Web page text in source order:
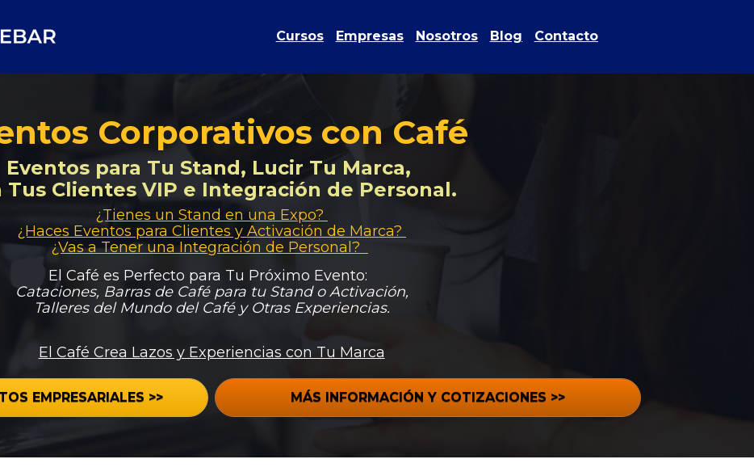
Cursos Empresas Nosotros Blog Contacto
Corporativos con Café
Eventos para Tu Stand, Lucir Tu Marca,
Tus Clientes VIP e Integración de Personal.
¿Tienes un Stand en una Expo?
¿Haces Eventos para Clientes y Activación de Marca?
¿Vas a Tener una Integración de Personal?
El Café es Perfecto para Tu Próximo Evento:
Cataciones, Barras de Café para tu Stand o Activación,
Talleres del Mundo del Café y Otras Experiencias.
El Café Crea Lazos y Experiencias con Tu Marca
EMPRESARIALES >> MÁS INFORMACIÓN Y COTIZACIONES >>